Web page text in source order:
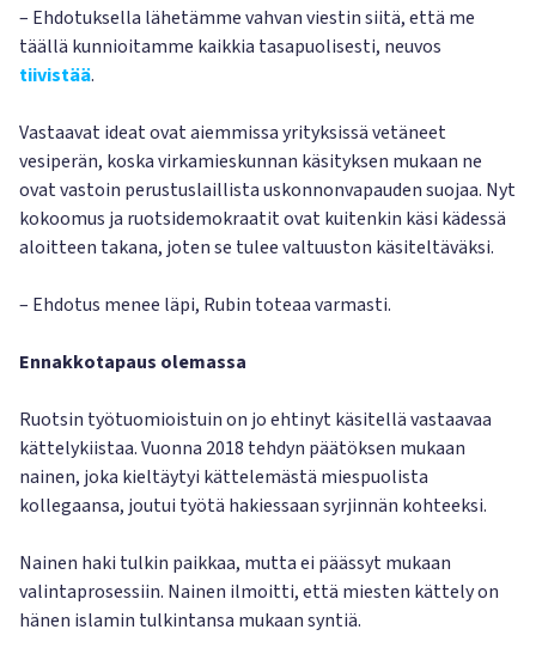
– Ehdotuksella lähetämme vahvan viestin siitä, että me
täällä kunnioitamme kaikkia tasapuolisesti, neuvos
tiivistää.
Vastaavat ideat ovat aiemmissa yrityksissä vetäneet
vesiperän, koska virkamieskunnan käsityksen mukaan ne
ovat vastoin perustuslaillista uskonnonvapauden suojaa. Nyt
kokoomus ja ruotsidemokraatit ovat kuitenkin käsi kädessä
aloitteen takana, joten se tulee valtuuston käsiteltäväksi.
– Ehdotus menee läpi, Rubin toteaa varmasti.
Ennakkotapaus olemassa
Ruotsin työtuomioistuin on jo ehtinyt käsitellä vastaavaa
kättelykiistaa. Vuonna 2018 tehdyn päätöksen mukaan
nainen, joka kieltäytyi kättelemästä miespuolista
kollegaansa, joutui työtä hakiessaan syrjinnän kohteeksi.
Nainen haki tulkin paikkaa, mutta ei päässyt mukaan
valintaprosessiin. Nainen ilmoitti, että miesten kättely on
hänen islamin tulkintansa mukaan syntiä.